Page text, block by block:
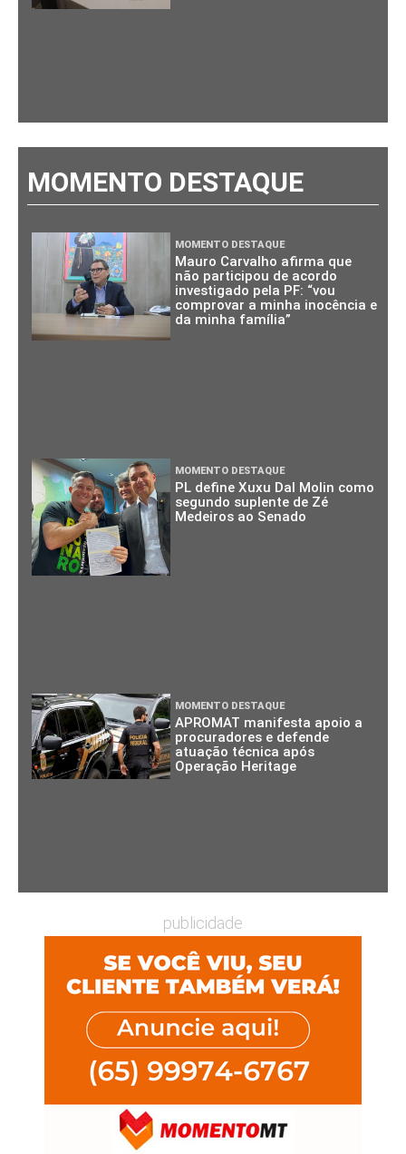
MOMENTO DESTAQUE
MOMENTO DESTAQUE
Mauro Carvalho afirma que
não participou de acordo
investigado pela PF: “vou
comprovar a minha inocência e
da minha família”
MOMENTO DESTAQUE
PL define Xuxu Dal Molin como
segundo suplente de Zé
Medeiros ao Senado
MOMENTO DESTAQUE
APROMAT manifesta apoio a
procuradores e defende
atuação técnica após
Operação Heritage
publicidade